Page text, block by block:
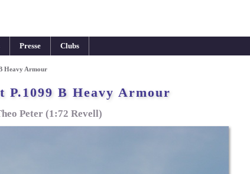
Presse Clubs
Heavy Armour
P.1099 B Heavy Armour
Peter (1:72 Revell)